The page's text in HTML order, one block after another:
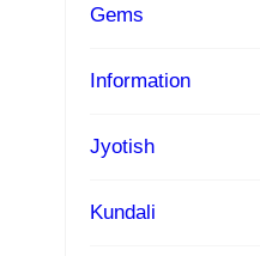
Gems
Information
Jyotish
Kundali